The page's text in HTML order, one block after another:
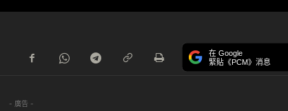
在 Google
緊貼《PCM》消息
- 廣告 -